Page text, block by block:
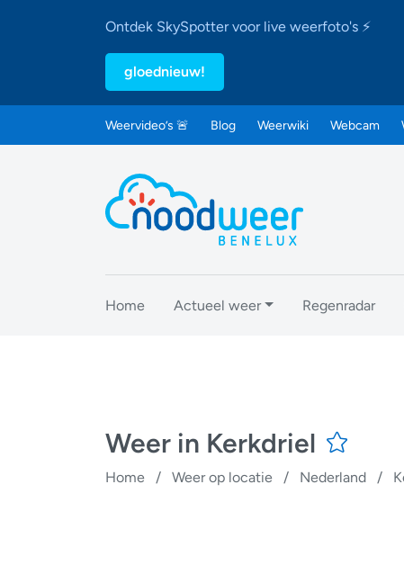
Ontdek SkySpotter voor live weerfoto's ⚡
gloednieuw!
Weervideo’s 🚨 Blog Weerwiki Webcam
Home Actueel weer Regenradar
Weer in Kerkdriel
Home / Weer op locatie / Nederland /